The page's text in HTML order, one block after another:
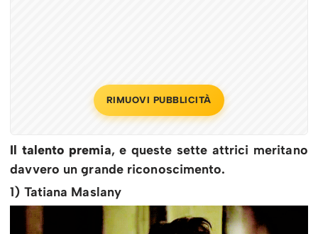
RIMUOVI PUBBLICITÀ
Il talento premia, e queste sette attrici meritano
davvero un grande riconoscimento.
1) Tatiana Maslany